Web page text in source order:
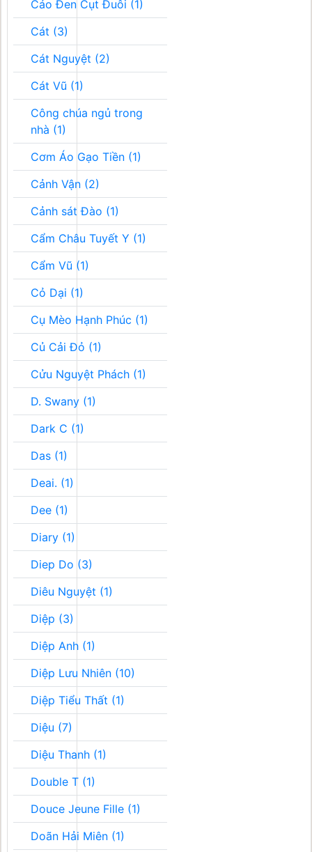
Cáo Đen Cụt Đuôi (1)
Cát (3)
Cát Nguyệt (2)
Cát Vũ (1)
Công chúa ngủ trong
nhà (1)
Cơm Áo Gạo Tiền (1)
Cảnh Vận (2)
Cảnh sát Đào (1)
Cẩm Châu Tuyết Y (1)
Cẩm Vũ (1)
Cỏ Dại (1)
Cụ Mèo Hạnh Phúc (1)
Củ Cải Đỏ (1)
Cửu Nguyệt Phách (1)
D. Swany (1)
Dark C (1)
Das (1)
Deai. (1)
Dee (1)
Diary (1)
Diep Do (3)
Diêu Nguyệt (1)
Diệp (3)
Diệp Anh (1)
Diệp Lưu Nhiên (10)
Diệp Tiểu Thất (1)
Diệu (7)
Diệu Thanh (1)
Double T (1)
Douce Jeune Fille (1)
Doãn Hải Miên (1)